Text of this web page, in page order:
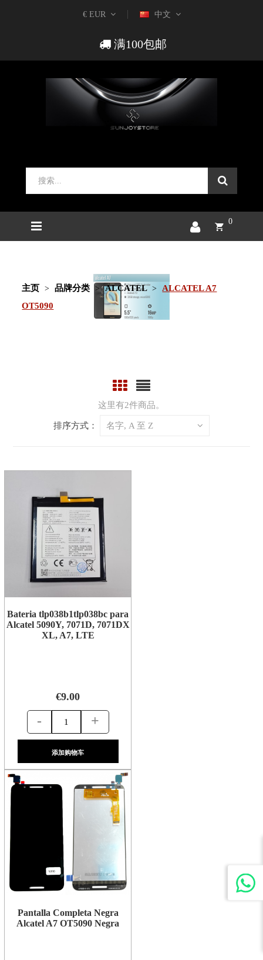
€ EUR 中文
满100包邮
0
主页 品牌分类 ALCATEL
ALCATEL A7
OT5090
这里有2件商品。
排序方式： 名字, A 至 Z
Bateria tlp038b1tlp038bc para
Alcatel 5090Y, 7071D, 7071DX
XL, A7, LTE
€9.00
- +
添加购物车
Pantalla Completa Negra
Alcatel A7 OT5090 Negra